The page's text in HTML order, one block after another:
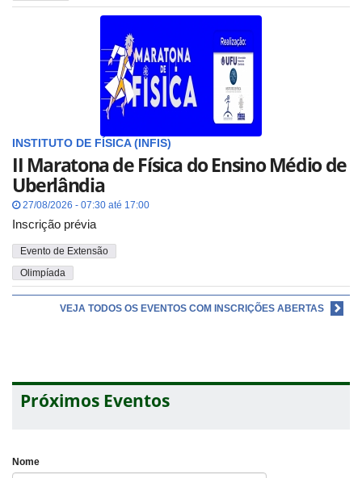
INSTITUTO DE FÍSICA (INFIS)
II Maratona de Física do Ensino Médio de
Uberlândia
27/08/2026 - 07:30 até 17:00
Inscrição prévia
Evento de Extensão
Olimpíada
VEJA TODOS OS EVENTOS COM INSCRIÇÕES ABERTAS
Próximos Eventos
Nome